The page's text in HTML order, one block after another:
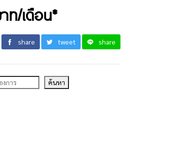
ท/เดือน*
share tweet share
ค้นหา